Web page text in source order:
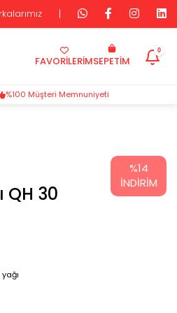
SEPETIM
FAVORİLERİM
0
%100 Müşteri Memnuniyeti
QH 30
%14
İNDIRIM